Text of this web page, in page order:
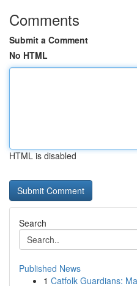
Comments
Submit a Comment
No HTML
HTML is disabled
Search
Published News
1 Catfolk Guardians: